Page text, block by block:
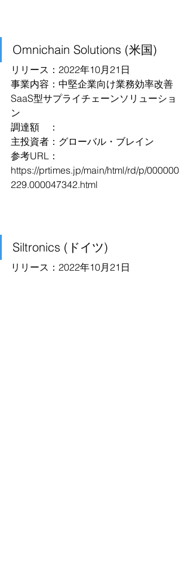
Omnichain Solutions (米国)
リリース：2022年10月21日
事業内容：中堅企業向け業務効率改善
SaaS型サプライチェーンソリューショ
ン
調達額　：
主投資者：グローバル・ブレイン
参考URL：
https://prtimes.jp/main/html/rd/p/000000
229.000047342.html
Siltronics (ドイツ)
リリース：2022年10月21日